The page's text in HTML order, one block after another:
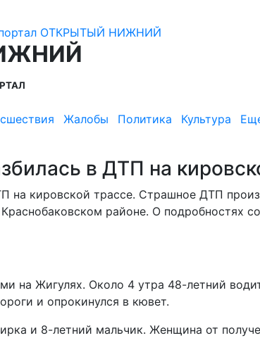
Жалобы Политика Культура
в ДТП на
на кировской трассе. Страшное ДТП
районе. О подробностях
на Жигулях. Около 4 утра 48-летний
и опрокинулся в кювет.
и 8-летний мальчик. Женщина от